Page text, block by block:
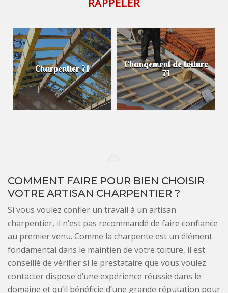
Charpentier 71 Changement de toiture
71
COMMENT FAIRE POUR BIEN CHOISIR
VOTRE ARTISAN CHARPENTIER ?
Si vous voulez confier un travail à un artisan
charpentier, il n’est pas recommandé de faire confiance
au premier venu. Comme la charpente est un élément
fondamental dans le maintien de votre toiture, il est
conseillé de vérifier si le prestataire que vous voulez
contacter dispose d’une expérience réussie dans le
domaine et qu’il bénéficie d’une grande réputation pour